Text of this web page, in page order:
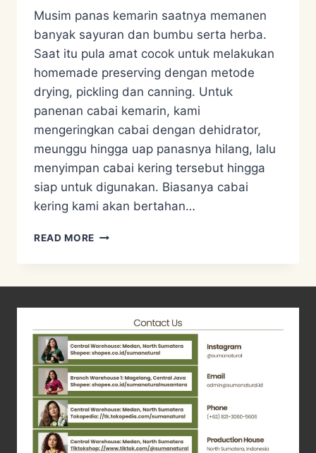
Musim panas kemarin saatnya memanen
banyak sayuran dan bumbu serta herba.
Saat itu pula amat cocok untuk melakukan
homemade preserving dengan metode
drying, pickling dan canning. Untuk
panenan cabai kemarin, kami
mengeringkan cabai dengan dehidrator,
meunggu hingga uap panasnya hilang, lalu
menyimpan cabai kering tersebut hingga
siap untuk digunakan. Biasanya cabai
kering kami akan bertahan…
READ MORE RESEP
KERING